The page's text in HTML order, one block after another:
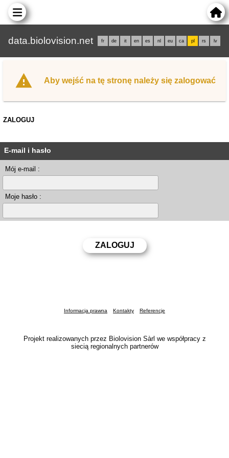
data.biolovision.net fr de it en es nl eu ca pl rs lv
Aby wejść na tę stronę należy się zalogować
ZALOGUJ
E-mail i hasło
Mój e-mail :
Moje hasło :
Informacja prawna Kontakty Referencje
Projekt realizowanych przez Biolovision Sàrl we współpracy z
siecią regionalnych partnerów